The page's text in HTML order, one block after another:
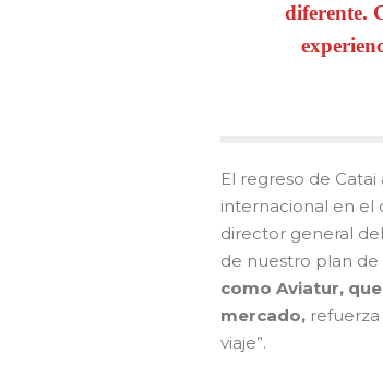
diferente.
El regreso de
internacional en el
director general
de nuestro plan de
como Aviatur,
mercado,
viaje”.